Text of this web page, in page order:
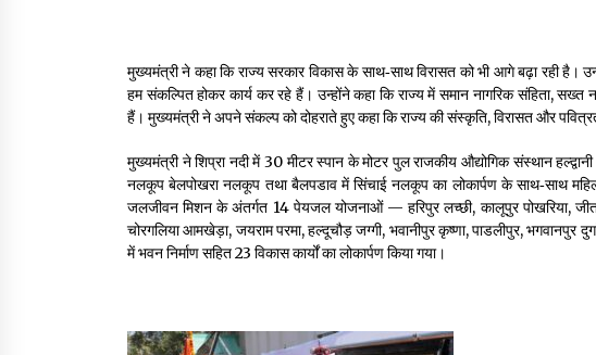
मुख्यमंत्री ने कहा कि राज्य सरकार विकास के साथ‑साथ विरासत को भी आगे बढ़ा रही है।
हम संकल्पित होकर कार्य कर रहे हैं। उन्होंने कहा कि राज्य में समान नागरिक संहिता, सख्त
हैं। मुख्यमंत्री ने अपने संकल्प को दोहराते हुए कहा कि राज्य की संस्कृति, विरासत और
मुख्यमंत्री ने शिप्रा नदी में 30 मीटर स्पान के मोटर पुल राजकीय औद्योगिक संस्थान
नलकूप बेलपोखरा नलकूप तथा बैलपडाव में सिंचाई नलकूप का लोकार्पण के साथ‑साथ
जलजीवन मिशन के अंतर्गत 14 पेयजल योजनाओं — हरिपुर लच्छी, कालूपुर पोखरिया,
चोरगलिया आमखेड़ा, जयराम परमा, हल्दूचौड़ जग्गी, भवानीपुर कृष्णा, पाडलीपुर,
में भवन निर्माण सहित 23 विकास कार्यों का लोकार्पण किया गया।